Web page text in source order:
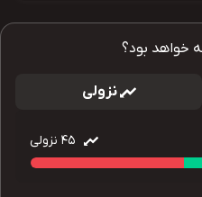
خواهد بود؟
نزولی
45 نزولی